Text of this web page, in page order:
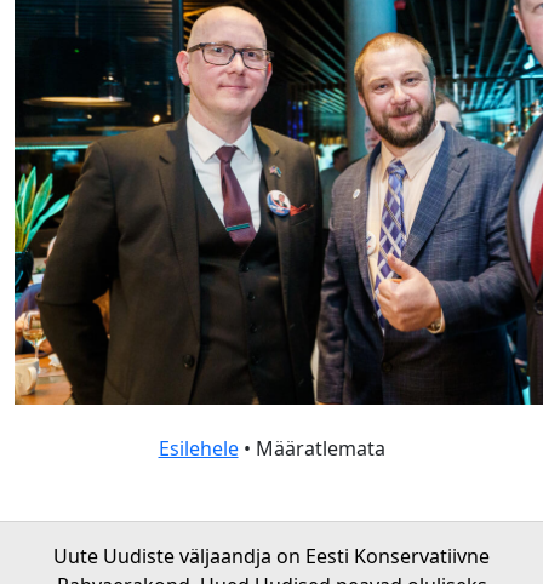
Esilehele• Määratlemata
Uute Uudiste väljaandja on Eesti Konservatiivne